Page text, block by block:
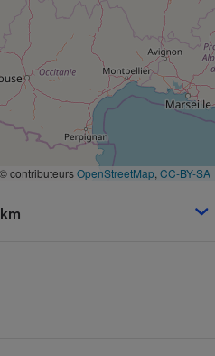
contributeursOpenStreetMap CC-BY-SA
Complément
alimentaire
Assurance emprunteur
Banque
Petit électroménager -
Matelas
Mutuelle